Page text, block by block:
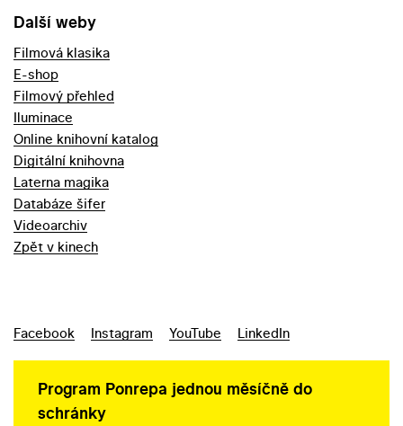
Další weby
Filmová klasika
E-shop
Filmový přehled
Iluminace
Online knihovní katalog
Digitální knihovna
Laterna magika
Databáze šifer
Videoarchiv
Zpět v kinech
Facebook Instagram YouTube LinkedIn
Program Ponrepa jednou měsíčně do
schránky